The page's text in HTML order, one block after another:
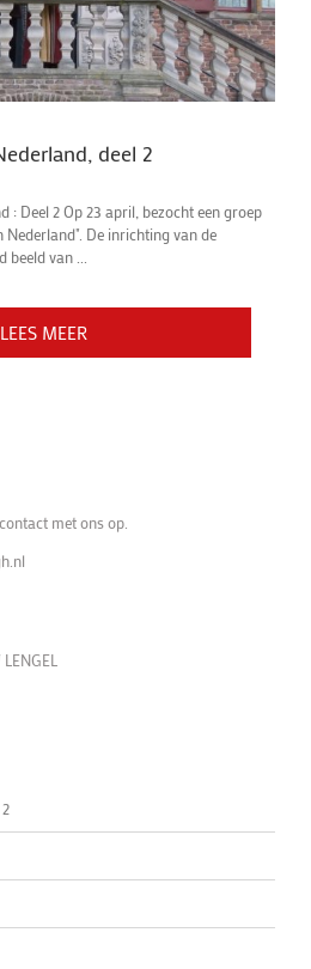
LEES MEER
deel 2
: Deel 2 Op 23 april, bezocht een groep
Nederland". De inrichting van de
van ...
LEES MEER
met ons op.